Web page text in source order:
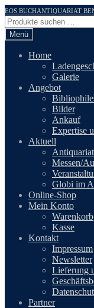
Zur
Navigation
springen
Zum
Inhalt
springen
EOS BUCHANTIQUARIAT
Suchen
nach:
Menü
Home
Galerie
Angebot
Bilder
Ankauf
Expertise
Aktuell
Messen/
Globi im
Online-Shop
Mein Konto
Warenkorb
Kasse
Kontakt
Impressum
Newsletter
Lieferung
Partner